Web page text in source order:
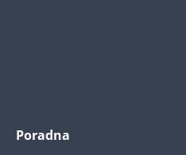
Poradna